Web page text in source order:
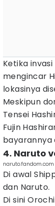
Ketika
mengincar
lokasinya
Meskipun
Tensei
Fujin
bayarannya
4. Naruto
naruto.fandom.com
Di awal
dan Naruto.
Di sini